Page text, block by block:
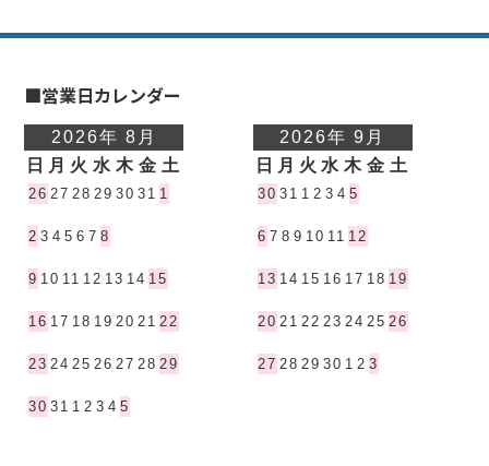
■営業日カレンダー